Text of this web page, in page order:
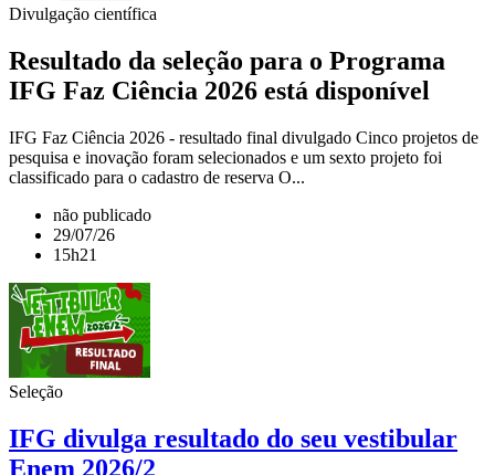
Divulgação científica
Resultado da seleção para o Programa
IFG Faz Ciência 2026 está disponível
IFG Faz Ciência 2026 - resultado final divulgado Cinco projetos de
pesquisa e inovação foram selecionados e um sexto projeto foi
classificado para o cadastro de reserva O...
não publicado
29/07/26
15h21
Seleção
IFG divulga resultado do seu vestibular
Enem 2026/2